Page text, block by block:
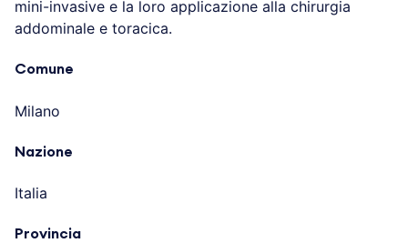
mini-invasive e la loro applicazione alla chirurgia
addominale e toracica.
Comune
Milano
Nazione
Italia
Provincia